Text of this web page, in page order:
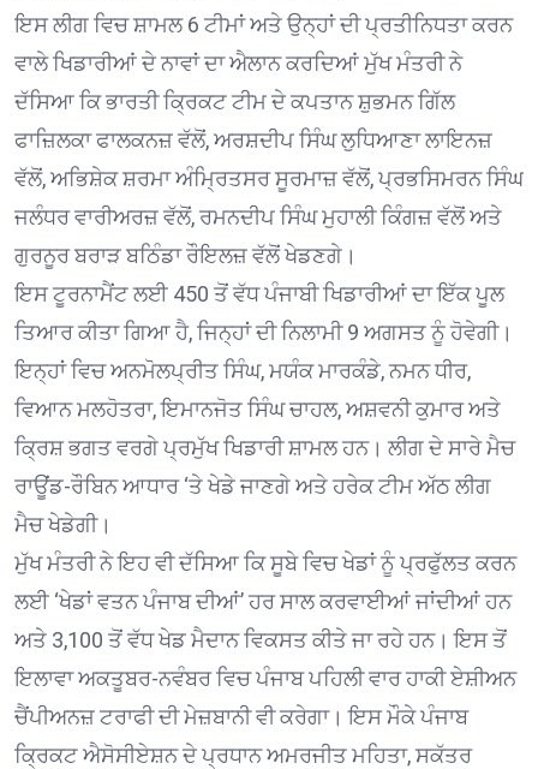
ਇਸ ਲੀਗ ਵਿਚ ਸ਼ਾਮਲ 6 ਟੀਮਾਂ ਅਤੇ ਉਨ੍ਹਾਂ ਦੀ ਪ੍ਰਤੀਨਿਧਤਾ ਕਰਨ
ਵਾਲੇ ਖਿਡਾਰੀਆਂ ਦੇ ਨਾਵਾਂ ਦਾ ਐਲਾਨ ਕਰਦਿਆਂ ਮੁੱਖ ਮੰਤਰੀ ਨੇ
ਦੱਸਿਆ ਕਿ ਭਾਰਤੀ ਕ੍ਰਿਕਟ ਟੀਮ ਦੇ ਕਪਤਾਨ ਸ਼ੁਭਮਨ ਗਿੱਲ
ਫਾਜ਼ਿਲਕਾ ਫਾਲਕਨਜ਼ ਵੱਲੋਂ, ਅਰਸ਼ਦੀਪ ਸਿੰਘ ਲੁਧਿਆਣਾ ਲਾਇਨਜ਼
ਵੱਲੋਂ, ਅਭਿਸ਼ੇਕ ਸ਼ਰਮਾ ਅੰਮ੍ਰਿਤਸਰ ਸੂਰਮਾਜ਼ ਵੱਲੋਂ, ਪ੍ਰਭਸਿਮਰਨ ਸਿੰਘ
ਜਲੰਧਰ ਵਾਰੀਅਰਜ਼ ਵੱਲੋਂ, ਰਮਨਦੀਪ ਸਿੰਘ ਮੁਹਾਲੀ ਕਿੰਗਜ਼ ਵੱਲੋਂ ਅਤੇ
ਗੁਰਨੂਰ ਬਰਾੜ ਬਠਿੰਡਾ ਰੌਇਲਜ਼ ਵੱਲੋਂ ਖੇਡਣਗੇ।
ਇਸ ਟੂਰਨਾਮੈਂਟ ਲਈ 450 ਤੋਂ ਵੱਧ ਪੰਜਾਬੀ ਖਿਡਾਰੀਆਂ ਦਾ ਇੱਕ ਪੂਲ
ਤਿਆਰ ਕੀਤਾ ਗਿਆ ਹੈ, ਜਿਨ੍ਹਾਂ ਦੀ ਨਿਲਾਮੀ 9 ਅਗਸਤ ਨੂੰ ਹੋਵੇਗੀ।
ਇਨ੍ਹਾਂ ਵਿਚ ਅਨਮੋਲਪ੍ਰੀਤ ਸਿੰਘ, ਮਯੰਕ ਮਾਰਕੰਡੇ, ਨਮਨ ਧੀਰ,
ਵਿਆਨ ਮਲਹੋਤਰਾ, ਇਮਾਨਜੋਤ ਸਿੰਘ ਚਾਹਲ, ਅਸ਼ਵਨੀ ਕੁਮਾਰ ਅਤੇ
ਕ੍ਰਿਸ਼ ਭਗਤ ਵਰਗੇ ਪ੍ਰਮੁੱਖ ਖਿਡਾਰੀ ਸ਼ਾਮਲ ਹਨ। ਲੀਗ ਦੇ ਸਾਰੇ ਮੈਚ
ਰਾਊਂਡ-ਰੌਬਿਨ ਆਧਾਰ ‘ਤੇ ਖੇਡੇ ਜਾਣਗੇ ਅਤੇ ਹਰੇਕ ਟੀਮ ਅੱਠ ਲੀਗ
ਮੈਚ ਖੇਡੇਗੀ।
ਮੁੱਖ ਮੰਤਰੀ ਨੇ ਇਹ ਵੀ ਦੱਸਿਆ ਕਿ ਸੂਬੇ ਵਿਚ ਖੇਡਾਂ ਨੂੰ ਪ੍ਰਫੁੱਲਤ ਕਰਨ
ਲਈ ‘ਖੇਡਾਂ ਵਤਨ ਪੰਜਾਬ ਦੀਆਂ’ ਹਰ ਸਾਲ ਕਰਵਾਈਆਂ ਜਾਂਦੀਆਂ ਹਨ
ਅਤੇ 3,100 ਤੋਂ ਵੱਧ ਖੇਡ ਮੈਦਾਨ ਵਿਕਸਤ ਕੀਤੇ ਜਾ ਰਹੇ ਹਨ। ਇਸ ਤੋਂ
ਇਲਾਵਾ ਅਕਤੂਬਰ-ਨਵੰਬਰ ਵਿਚ ਪੰਜਾਬ ਪਹਿਲੀ ਵਾਰ ਹਾਕੀ ਏਸ਼ੀਅਨ
ਚੈਂਪੀਅਨਜ਼ ਟਰਾਫੀ ਦੀ ਮੇਜ਼ਬਾਨੀ ਵੀ ਕਰੇਗਾ। ਇਸ ਮੌਕੇ ਪੰਜਾਬ
ਕ੍ਰਿਕਟ ਐਸੋਸੀਏਸ਼ਨ ਦੇ ਪ੍ਰਧਾਨ ਅਮਰਜੀਤ ਮਹਿਤਾ, ਸਕੱਤਰ